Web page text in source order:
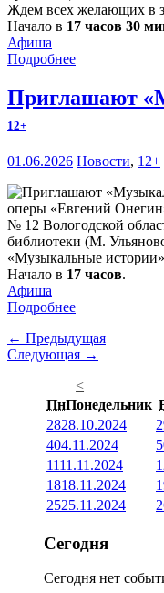
Ждем всех желающих в
Начало в 17 часов 30
Афиша
Подробнее
Приглашают
12+
01.06.2026 Новости, 12+
оперы «Евгений
№ 12 Вологодской
библиотеки (М.
«Музыкальные
Начало в 17 часов.
Афиша
Подробнее
← Предыдущая
Следующая →
<
ПнПонедельник
2828.10.2024
404.11.2024 5
1111.11.2024
1818.11.2024
2525.11.2024
Сегодня
Сегодня нет